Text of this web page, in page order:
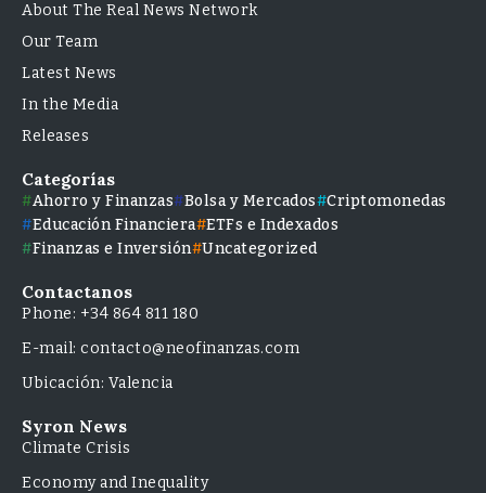
About The Real News Network
Our Team
Latest News
In the Media
Releases
Categorías
Ahorro y Finanzas Bolsa y Mercados
Criptomonedas
Educación Financiera ETFs e Indexados
Finanzas e Inversión Uncategorized
Contactanos
Phone: +34 864 811 180
E-mail: contacto@neofinanzas.com
Ubicación: Valencia
Syron News
Climate Crisis
Economy and Inequality